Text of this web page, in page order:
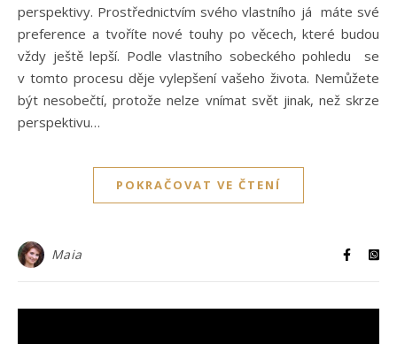
perspektivy. Prostřednictvím svého vlastního já máte své
preference a tvoříte nové touhy po věcech, které budou
vždy ještě lepší. Podle vlastního sobeckého pohledu se
v tomto procesu děje vylepšení vašeho života. Nemůžete
být nesobečtí, protože nelze vnímat svět jinak, než skrze
perspektivu…
POKRAČOVAT VE ČTENÍ
Maia